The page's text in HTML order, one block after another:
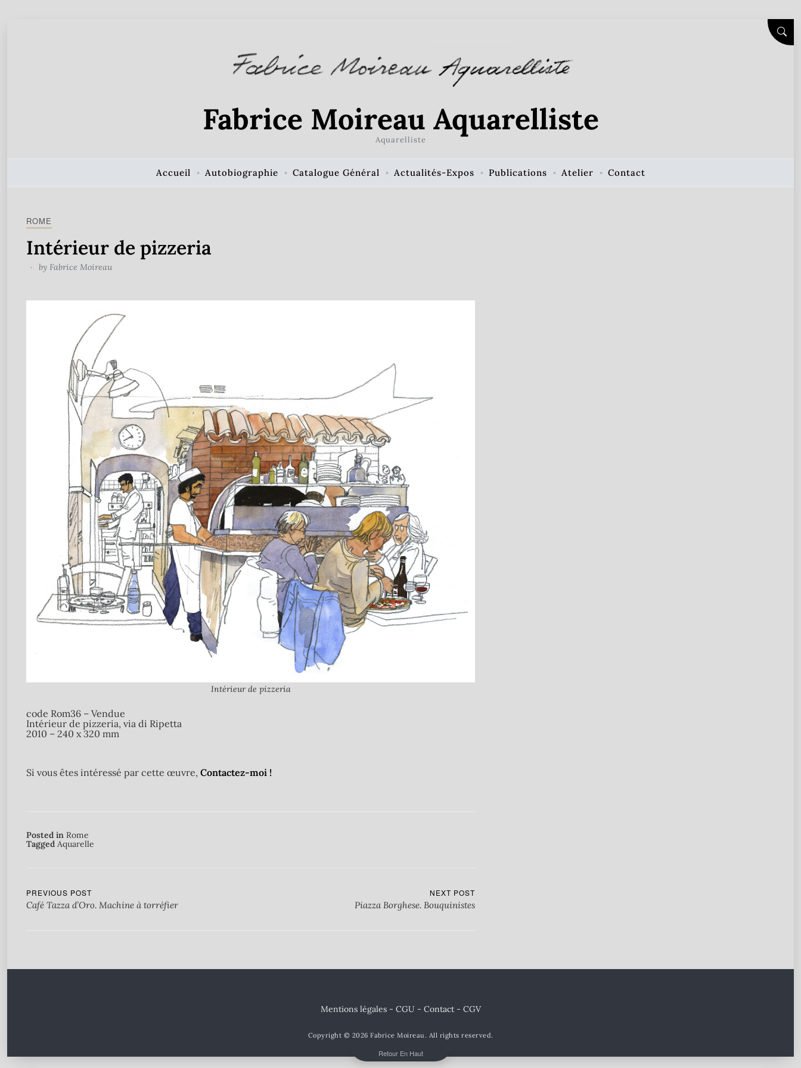
Fabrice Moireau Aquarelliste
Aquarelliste
Accueil Autobiographie Catalogue Général Actualités-Expos Publications Atelier Contact
ROME
Intérieur de pizzeria
by Fabrice Moireau
Intérieur de pizzeria
code Rom36 – Vendue
Intérieur de pizzeria, via di Ripetta
2010 – 240 x 320 mm
Si vous êtes intéressé par cette œuvre, Contactez-moi !
Posted in Rome
Tagged Aquarelle
PREVIOUS POST
Café Tazza d’Oro. Machine à torréfier
NEXT POST
Piazza Borghese. Bouquinistes
Mentions légales - CGU - Contact - CGV
Copyright © 2026 Fabrice Moireau . All rights reserved.
Retour En Haut